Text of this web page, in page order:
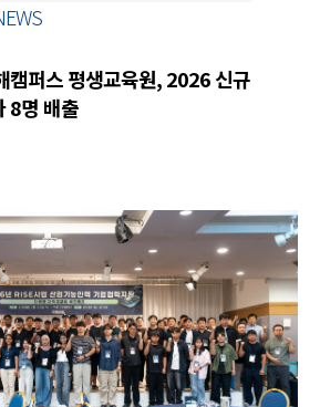
캠퍼스 평생교육원, 2026 신규
8명 배출